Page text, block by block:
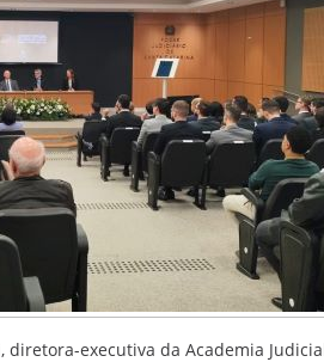
diretora-executiva da Academia